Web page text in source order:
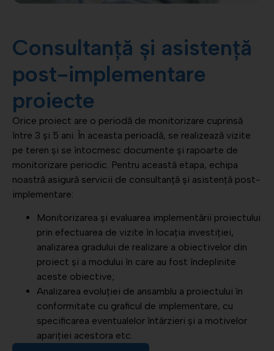
Consultanță și asistență
post-implementare
proiecte
Orice proiect are o periodă de monitorizare cuprinsă
între 3 și 5 ani. În aceasta perioadă, se realizează vizite
pe teren și se întocmesc documente și rapoarte de
monitorizare periodic. Pentru această etapa, echipa
noastră asigură servicii de consultanță și asistență post-
implementare:
Monitorizarea și evaluarea implementării proiectului
prin efectuarea de vizite în locația investiției,
analizarea gradului de realizare a obiectivelor din
proiect și a modului în care au fost îndeplinite
aceste obiective;
Analizarea evoluției de ansamblu a proiectului în
conformitate cu graficul de implementare, cu
specificarea eventualelor întârzieri și a motivelor
apariției acestora etc.